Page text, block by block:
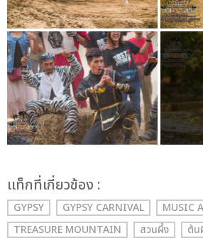
เเท็กที่เกี่ยวข้อง :
GYPSY GYPSY CARNIVAL
MUSIC
TREASURE MOUNTAIN
สวนผึ้ง ต้น